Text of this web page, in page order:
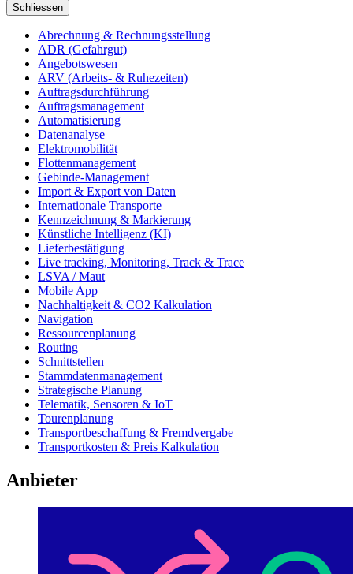
Schliessen
Abrechnung & Rechnungsstellung
ADR (Gefahrgut)
Angebotswesen
ARV (Arbeits- & Ruhezeiten)
Auftragsdurchführung
Auftragsmanagement
Automatisierung
Datenanalyse
Elektromobilität
Flottenmanagement
Gebinde-Management
Import & Export von Daten
Internationale Transporte
Kennzeichnung & Markierung
Künstliche Intelligenz (KI)
Lieferbestätigung
Live tracking, Monitoring, Track & Trace
LSVA / Maut
Mobile App
Nachhaltigkeit & CO2 Kalkulation
Navigation
Ressourcenplanung
Routing
Schnittstellen
Stammdatenmanagement
Strategische Planung
Telematik, Sensoren & IoT
Tourenplanung
Transportbeschaffung & Fremdvergabe
Transportkosten & Preis Kalkulation
Anbieter